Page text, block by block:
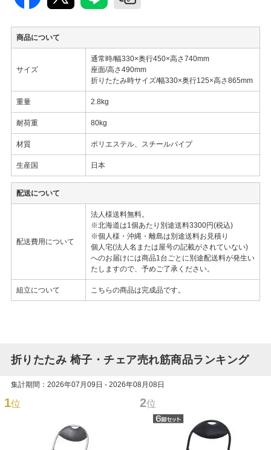
商品について
サイズ
通常時/幅330×奥行450×高さ740mm
座面/高さ490mm
折りたたみ時サイズ/幅330×奥行125×高さ865mm
重量 2.8kg
耐荷重 80kg
材質 ポリエステル、スチールパイプ
生産国 日本
配送について
配送費用について
法人様送料無料。
※北海道は1個あたり別途送料3300円(税込)
※個人様・沖縄・離島は別途送料お見積り
個人宅(法人名または屋号の記載がされていない)
へのお届けには商品1台ごとに別途配送料が発生い
たしますので、予めご了承ください。
組立について こちらの商品は完成品です。
折りたたみ 椅子・チェア売れ筋商品ランキング
集計期間：2026年07月09日 - 2026年08月08日
1位 2位